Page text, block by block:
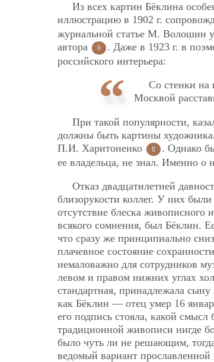
Из всех картин Бёклина
иллюстрацию в 1902 г.
журнальной статье М. Волошин
автора
6
. Даже в 1923 г. в
российского интерьера:
Со стенки на
Москвой
При такой популярности,
должны быть картины
П.И. Харитоненко
8
. Однако
ее владельца, не знал. Именно
Отказ двадцатилетней
близорукости коллег. У них
отсутствие блеска живописного
всякого сомнения, был Бёклин.
что сразу же принципиально
плачевное состояние
немаловажно для сотрудников
левом и правом нижних углах
стандартная, принадлежала
как Бёклин — отец умер 16
его подпись стояла, какой
традиционной живописи нигде
было чуть ли не решающим,
ведомый вариант прославленной